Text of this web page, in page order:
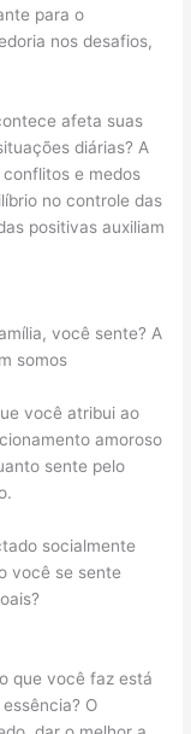
para o
nos desafios,
afeta suas
diárias? A
e medos
no controle das
positivas auxiliam
você sente? A
somos
você atribui ao
amoroso
sente pelo
socialmente
você se sente
que você faz está
O